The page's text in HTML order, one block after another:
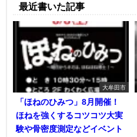
最近書いた記事
大牟田市
「ほねのひみつ」8月開催！
ほねを強くするコツコツ大実
験や骨密度測定などイベント